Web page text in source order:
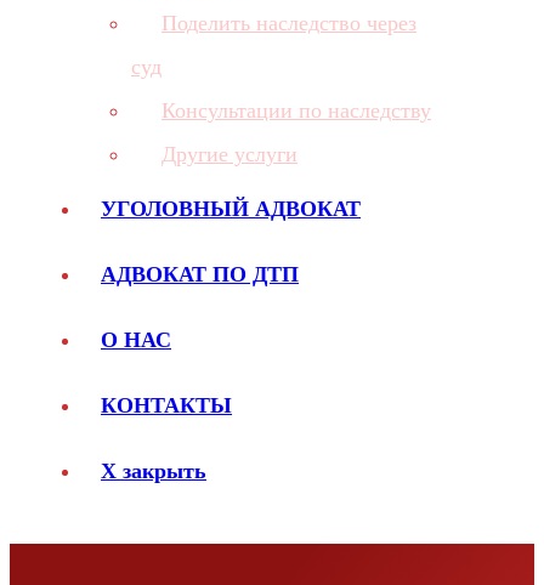
Поделить наследство через
суд
Консультации по наследству
Другие услуги
УГОЛОВНЫЙ АДВОКАТ
АДВОКАТ ПО ДТП
О НАС
КОНТАКТЫ
X закрыть